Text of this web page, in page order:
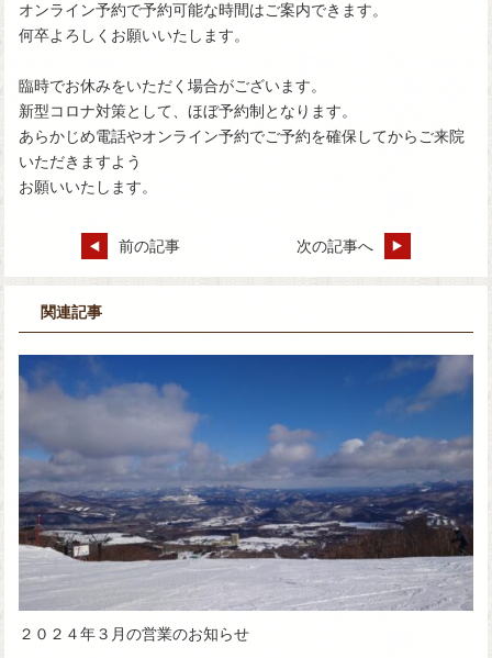
オンライン予約で予約可能な時間はご案内できます。
何卒よろしくお願いいたします。
臨時でお休みをいただく場合がございます。
新型コロナ対策として、ほぼ予約制となります。
あらかじめ電話やオンライン予約でご予約を確保してからご来院
いただきますよう
お願いいたします。
前の記事 次の記事へ
関連記事
２０２４年３月の営業のお知らせ